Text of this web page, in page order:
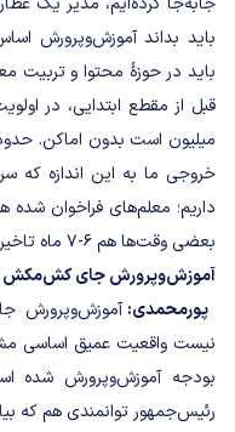
باید بداند آموزش‌وپرورش
باید در حوزۀ محتوا و تربیت
خروجی ما به این اندازه که
بعضی وقت‌ها هم ۶-۷ ماه تاخیر در پرداخت داریم.
آموزش‌وپرورش جای کش‌مکش‌
پورمحمدی: آموزش‌وپرورش
نیست واقعیت عمیق اساسی
بودجه آموزش‌وپرورش شده
رئیس‌جمهور توانمندی هم که